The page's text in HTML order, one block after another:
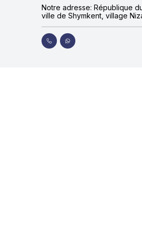
Notre adresse: République
ville de Shymkent, village